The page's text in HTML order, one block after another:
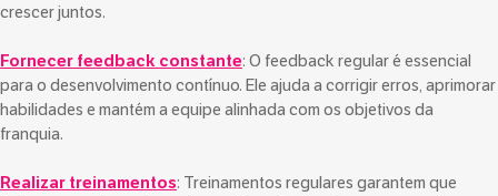
crescer juntos.
Fornecer feedback constante: O feedback regular é essencial
para o desenvolvimento contínuo. Ele ajuda a corrigir erros, aprimorar
habilidades e mantém a equipe alinhada com os objetivos da
franquia.
Realizar treinamentos: Treinamentos regulares garantem que